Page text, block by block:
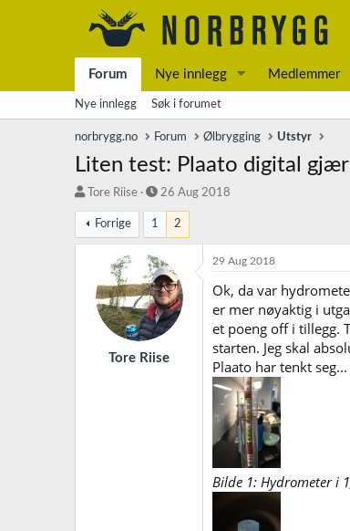
Forum Nye innlegg Medlemmer
Nye innlegg Søk i forumet
norbrygg.no Forum Ølbrygging Utstyr
Liten test: Plaato digital
T
å
d
Tore Riise
S
r
t
d
a
t
o
26 Aug 2018
Forrige 1 2
Tore Riise
29 Aug 2018
Ok, da var
er mer nøyaktig i
et poeng off i tillegg.
starten. Jeg skal
Plaato har tenkt seg...
Bilde 1: Hydrometer i